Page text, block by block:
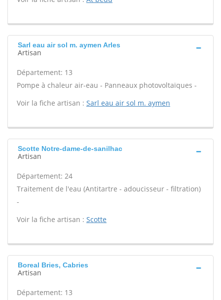
Sarl eau air sol m. aymen Arles
Artisan
Département: 13
Pompe à chaleur air-eau - Panneaux photovoltaïques -
Voir la fiche artisan : Sarl eau air sol m. aymen
Scotte Notre-dame-de-sanilhac
Artisan
Département: 24
Traitement de l'eau (Antitartre - adoucisseur - filtration)
-
Voir la fiche artisan : Scotte
Boreal Bries, Cabries
Artisan
Département: 13